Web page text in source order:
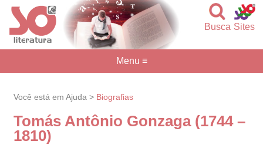
Sites
Busca
Você está em Ajuda > Biografias
Tomás Antônio Gonzaga (1744 –
1810)